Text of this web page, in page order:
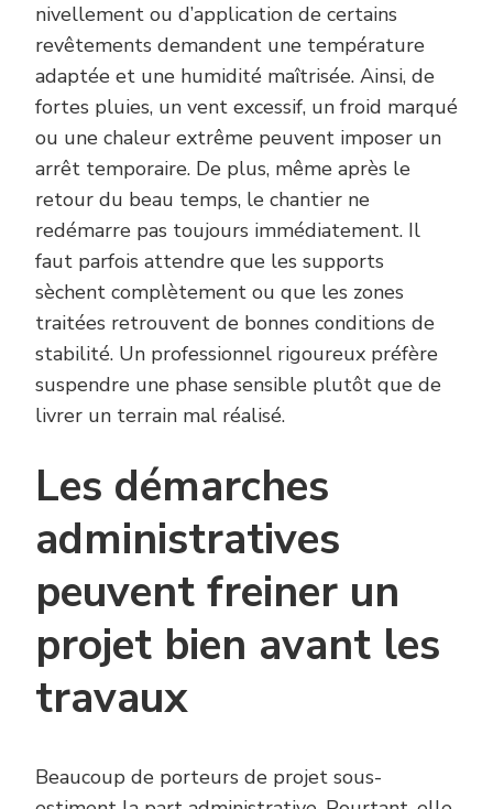
nivellement ou d’application de certains
revêtements demandent une température
adaptée et une humidité maîtrisée. Ainsi, de
fortes pluies, un vent excessif, un froid marqué
ou une chaleur extrême peuvent imposer un
arrêt temporaire. De plus, même après le
retour du beau temps, le chantier ne
redémarre pas toujours immédiatement. Il
faut parfois attendre que les supports
sèchent complètement ou que les zones
traitées retrouvent de bonnes conditions de
stabilité. Un professionnel rigoureux préfère
suspendre une phase sensible plutôt que de
livrer un terrain mal réalisé.
Les démarches
administratives
peuvent freiner un
projet bien avant les
travaux
Beaucoup de porteurs de projet sous-